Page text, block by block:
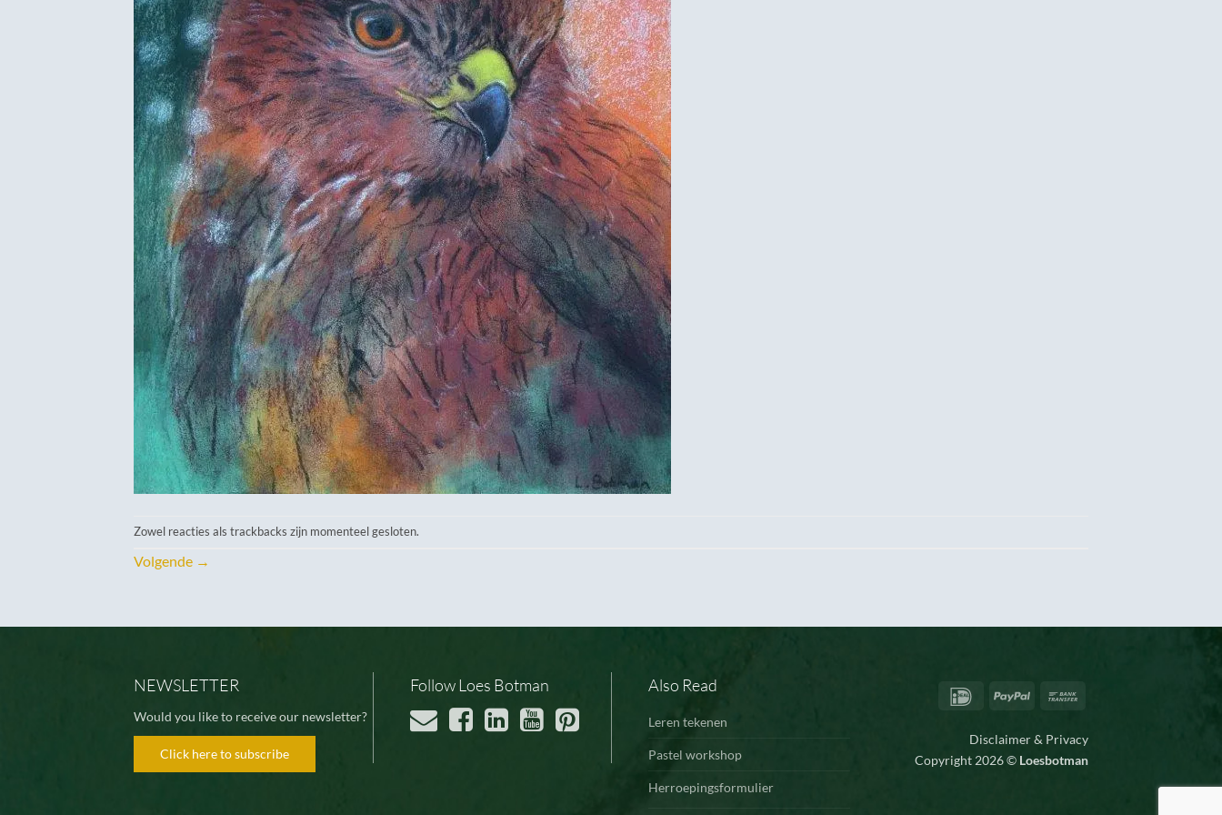
Zowel reacties als trackbacks zijn momenteel gesloten.
Volgende →
NEWSLETTER
Would you like to receive our newsletter?
Click here to subscribe
Follow Loes Botman Also Read
Leren tekenen
Pastel workshop
Herroepingsformulier
IDeal PayPal
Disclaimer & Privacy
Copyright 2026 © Loesbotman